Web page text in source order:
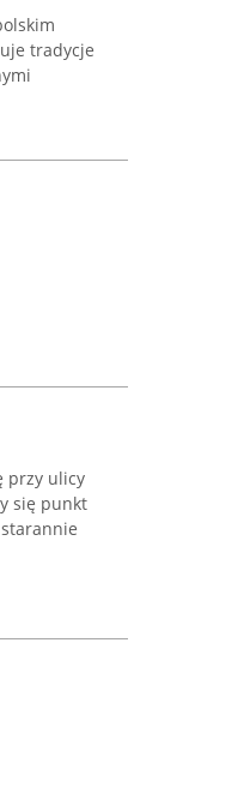
tradycje
przy ulicy
się punkt